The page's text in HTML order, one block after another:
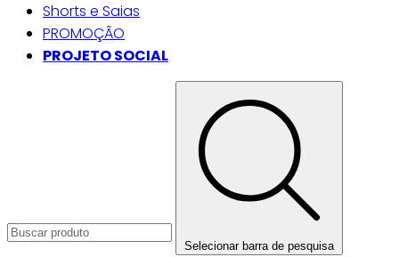
Shorts e Saias
PROMOÇÃO
PROJETO SOCIAL
Selecionar barra de pesquisa